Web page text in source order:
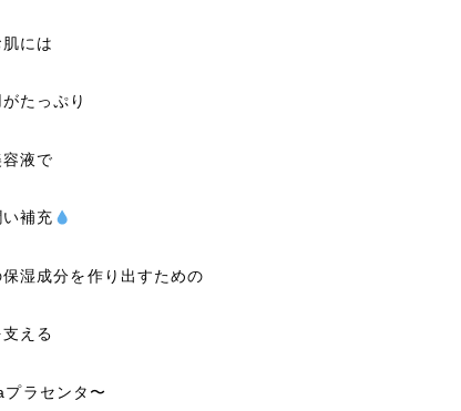
には
たっぷり
液で
補充
湿成分を作り出すための
える
ラセンタ〜